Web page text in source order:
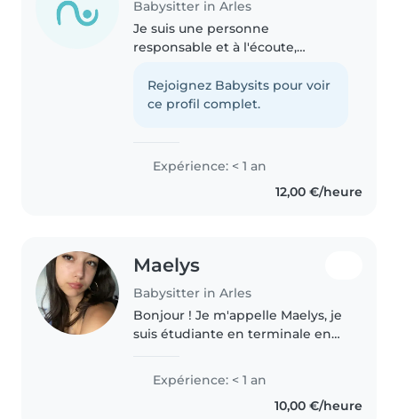
Babysitter in Arles
Je suis une personne
responsable et à l'écoute,
enfants. Créative et patiente, je
propose des activités ludiques et
Rejoignez Babysits pour voir
ce profil complet.
Expérience: < 1 an
12,00 €/heure
Maelys
Babysitter in Arles
Bonjour ! Je m'appelle Maelys, je
suis étudiante en terminale en
des enfants et partager des
moments créatifs avec eux
(dessin, jeux, activités ). Je..
Expérience: < 1 an
10,00 €/heure